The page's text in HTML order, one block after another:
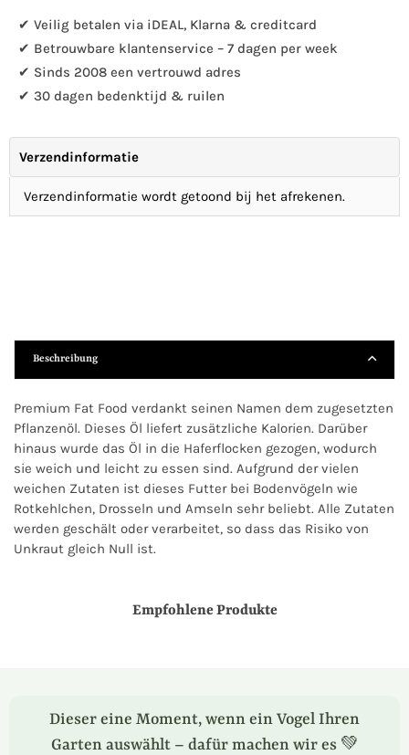
Food
✔ Veilig betalen via iDEAL, Klarna & creditcard
✔ Betrouwbare klantenservice – 7 dagen per week
✔ Sinds 2008 een vertrouwd adres
✔ 30 dagen bedenktijd & ruilen
Verzendinformatie
Verzendinformatie wordt getoond bij het afrekenen.
Beschreibung
Premium Fat Food verdankt seinen Namen dem zugesetzten
Pflanzenöl. Dieses Öl liefert zusätzliche Kalorien. Darüber
hinaus wurde das Öl in die Haferflocken gezogen, wodurch
sie weich und leicht zu essen sind. Aufgrund der vielen
weichen Zutaten ist dieses Futter bei Bodenvögeln wie
Rotkehlchen, Drosseln und Amseln sehr beliebt. Alle Zutaten
werden geschält oder verarbeitet, so dass das Risiko von
Unkraut gleich Null ist.
Empfohlene Produkte
Dieser eine Moment, wenn ein Vogel Ihren
Garten auswählt – dafür machen wir es 💚